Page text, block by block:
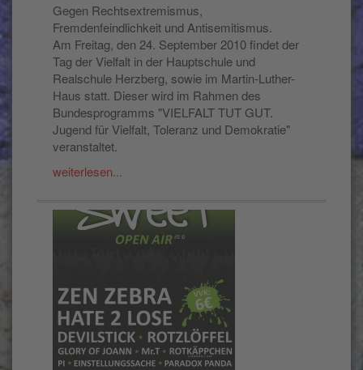
Gegen Rechtsextremismus,
Fremdenfeindlichkeit und Antisemitismus.
Am Freitag, den 24. September 2010 findet der
Tag der Vielfalt in der Hauptschule und
Realschule Herzberg, sowie im Martin-Luther-
Haus statt. Dieser wird im Rahmen des
Bundesprogramms "VIELFALT TUT GUT.
Jugend für Vielfalt, Toleranz und Demokratie"
veranstaltet.
weiterlesen...